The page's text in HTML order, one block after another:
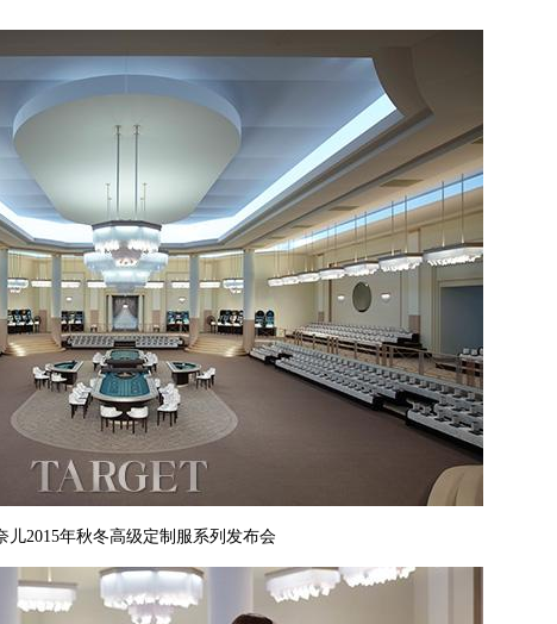
儿2015年秋冬高级定制服系列发布会